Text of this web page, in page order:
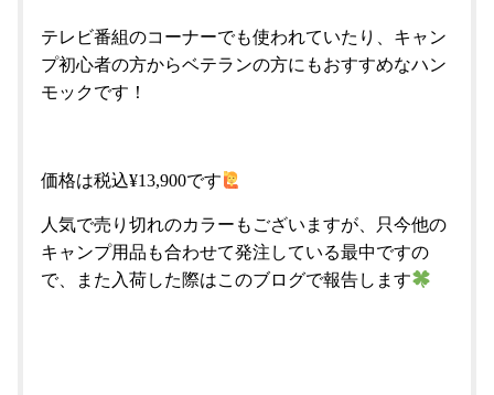
テレビ番組のコーナーでも使われていたり、キャン
プ初心者の方からベテランの方にもおすすめなハン
モックです！
価格は税込¥13,900です
人気で売り切れのカラーもございますが、只今他の
キャンプ用品も合わせて発注している最中ですの
で、また入荷した際はこのブログで報告します